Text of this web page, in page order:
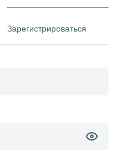
Зарегистрироваться